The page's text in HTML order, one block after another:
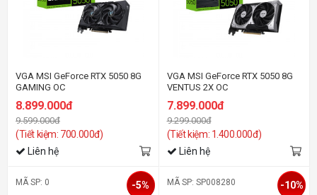
VGA MSI GeForce RTX 5050 8G
GAMING OC
8.899.000đ
9.599.000đ
(Tiết kiệm: 700.000đ)
Liên hệ
VGA MSI GeForce RTX 5050 8G
VENTUS 2X OC
7.899.000đ
9.299.000đ
(Tiết kiệm: 1.400.000đ)
Liên hệ
MÃ SP: 0 -5% MÃ SP: SP008280 -10%